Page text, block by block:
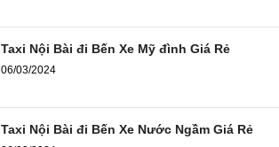
Taxi Nội Bài đi Bến Xe Mỹ đình Giá Rẻ
06/03/2024
Taxi Nội Bài đi Bến Xe Nước Ngầm Giá Rẻ